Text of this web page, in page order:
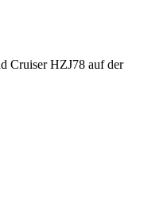
Cruiser HZJ78 auf der